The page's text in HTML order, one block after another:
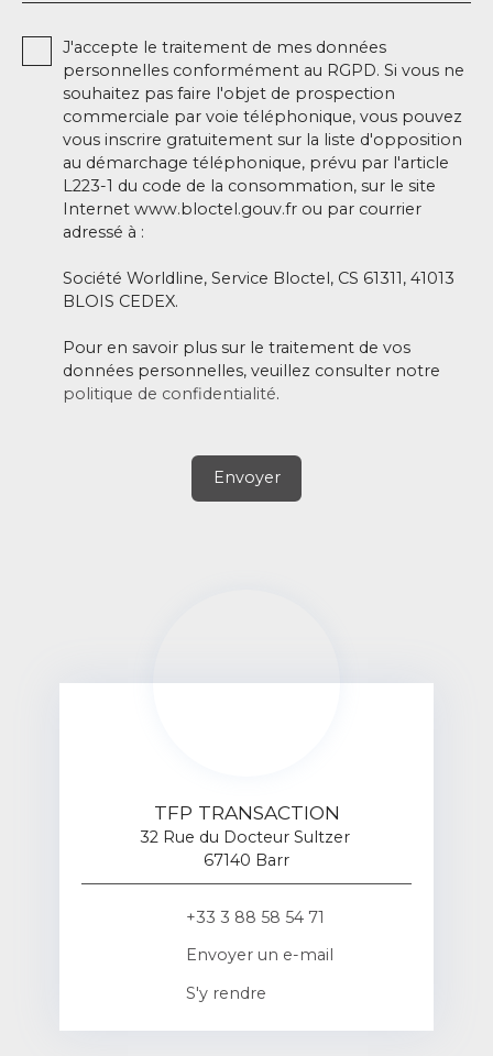
J'accepte le traitement de mes données
personnelles conformément au RGPD. Si vous ne
souhaitez pas faire l'objet de prospection
commerciale par voie téléphonique, vous pouvez
vous inscrire gratuitement sur la liste d'opposition
au démarchage téléphonique, prévu par l'article
L223-1 du code de la consommation, sur le site
Internet www.bloctel.gouv.fr ou par courrier
adressé à :
Société Worldline, Service Bloctel, CS 61311, 41013
BLOIS CEDEX.
Pour en savoir plus sur le traitement de vos
données personnelles, veuillez consulter notre
politique de confidentialité.
Envoyer
TFP TRANSACTION
32 Rue du Docteur Sultzer
67140 Barr
+33 3 88 58 54 71
Envoyer un e-mail
S'y rendre